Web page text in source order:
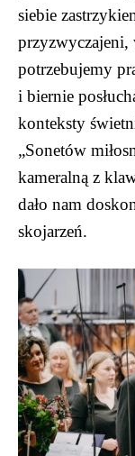
siebie
przyzwyczajeni,
potrzebujemy
i biernie
konteksty
„Sonetów
kameralną z
dało nam
skojarzeń.